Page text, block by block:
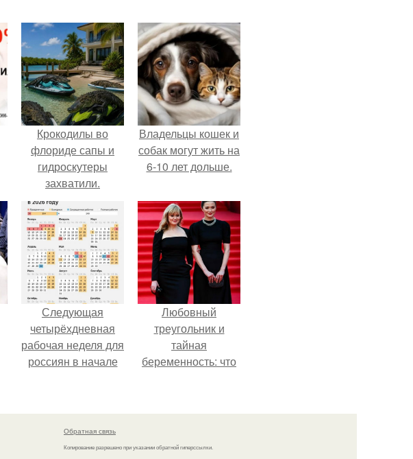
Крокодилы во
флориде сапы и
гидроскутеры
захватили.
Владельцы кошек и
собак могут жить на
6-10 лет дольше.
Следующая
четырёхдневная
рабочая неделя для
россиян в начале
Любовный
треугольник и
тайная
беременность: что
Михалкова?
Обратная связь
Копирование разрешено при указании обратной гиперссылки.